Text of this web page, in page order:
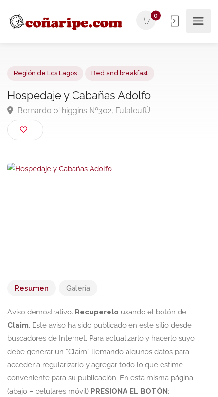
0
Hospedaje y Cabañas Adolfo
Bernardo o' higgins Nº302, FutaleufÚ
Resumen Galería
Aviso demostrativo. Recuperelo usando el botón de
Claim. Este aviso ha sido publicado en este sitio desde
buscadores de Internet. Para actualizarlo y hacerlo suyo
debe generar un “Claim” llemando algunos datos para
acceder a regularizarlo y agregar todo lo que estime
conveniente para su publicación. En esta misma página
(abajo – celulares móvil) PRESIONA EL BOTÓN :